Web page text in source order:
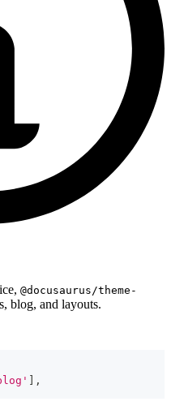
@docusaurus/theme-
blog, and layouts.
] ,